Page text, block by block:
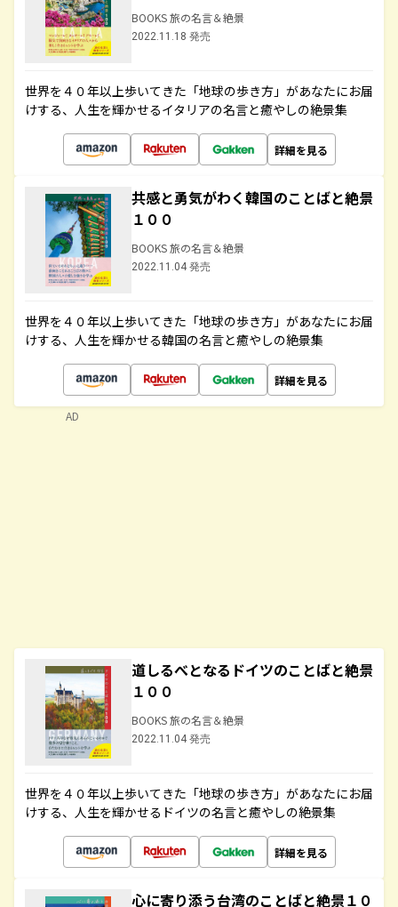
BOOKS 旅の名言＆絶景
2022.11.18 発売
世界を４０年以上歩いてきた「地球の歩き方」があなたにお届
けする、人生を輝かせるイタリアの名言と癒やしの絶景集
詳細を見る
共感と勇気がわく韓国のことばと絶景
１００
BOOKS 旅の名言＆絶景
2022.11.04 発売
世界を４０年以上歩いてきた「地球の歩き方」があなたにお届
けする、人生を輝かせる韓国の名言と癒やしの絶景集
詳細を見る
道しるべとなるドイツのことばと絶景
１００
BOOKS 旅の名言＆絶景
2022.11.04 発売
世界を４０年以上歩いてきた「地球の歩き方」があなたにお届
けする、人生を輝かせるドイツの名言と癒やしの絶景集
詳細を見る
心に寄り添う台湾のことばと絶景１０
AD